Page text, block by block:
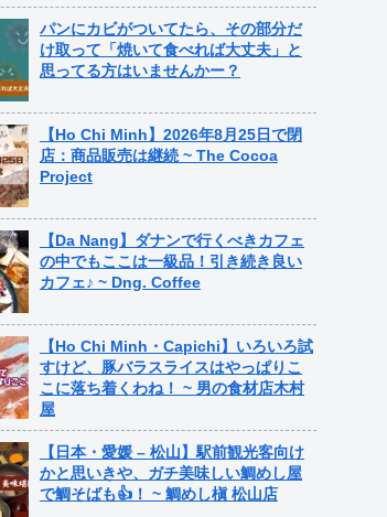
パンにカビがついてたら、その部分だ
け取って「焼いて食べれば大丈夫」と
思ってる方はいませんかー？
【Ho Chi Minh】2026年8月25日で閉
店：商品販売は継続 ~ The Cocoa
Project
【Da Nang】ダナンで行くべきカフェ
の中でもここは一級品！引き続き良い
カフェ♪ ~ Dng. Coffee
【Ho Chi Minh・Capichi】いろいろ試
すけど、豚バラスライスはやっぱりこ
こに落ち着くわね！ ~ 男の食材店木村
屋
【日本・愛媛 – 松山】駅前観光客向け
かと思いきや、ガチ美味しい鯛めし屋
で鯛そばも👍！ ~ 鯛めし槇 松山店